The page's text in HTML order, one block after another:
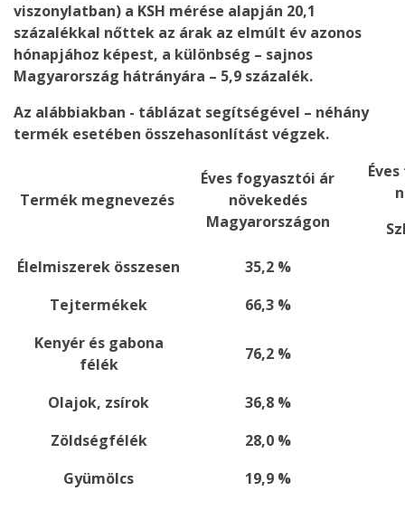
viszonylatban) a KSH mérése alapján 20,1
százalékkal nőttek az árak az elmúlt év azonos
hónapjához képest, a különbség – sajnos
Magyarország hátrányára – 5,9 százalék.
Az alábbiakban - táblázat segítségével – néhány
termék esetében összehasonlítást végzek.
Termék megnevezés
Éves fogyasztói ár
növekedés
Magyarországon
Élelmiszerek összesen
35,2 %
Tejtermékek
66,3 %
Kenyér és gabona
félék
76,2 %
Olajok, zsírok
36,8 %
Zöldségfélék
28,0 %
Gyümölcs
19,9 %